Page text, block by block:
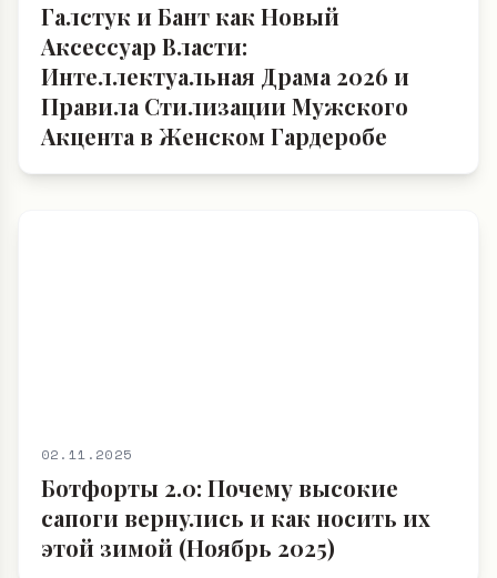
Галстук и Бант как Новый
Аксессуар Власти:
Интеллектуальная Драма 2026 и
Правила Стилизации Мужского
Акцента в Женском Гардеробе
02.11.2025
Ботфорты 2.0: Почему высокие
сапоги вернулись и как носить их
этой зимой (Ноябрь 2025)